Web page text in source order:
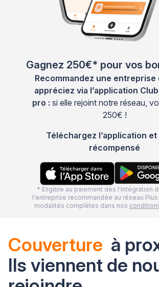
Gagnez 250€* pour vos
Recommandez une entreprise
appréciez via l’application
pro : si elle rejoint notre réseau,
250€ !
Téléchargez l’application
récompensé
* Eligible au paiement dès l'intégration
l'entreprise recommandée au réseau Plus
modalités complètes dans nos
Couverture à
Ils viennent de